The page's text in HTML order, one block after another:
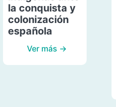
la conquista y
colonización
española
Ver más →